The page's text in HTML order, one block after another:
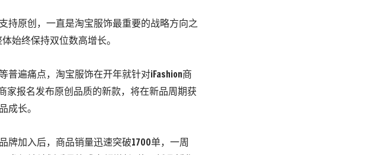
持原创，一直是淘宝服饰最重要的战略方向之
始终保持双位数高增长。
普遍痛点，淘宝服饰在开年就针对iFashion商
家报名发布原创品质的新款，将在新品周期获
成长。
牌加入后，商品销量迅速突破1700单，一周